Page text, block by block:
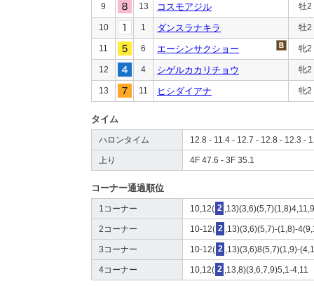
9 13 コスモアジル 牡2
10 1 ダンスラナキラ 牡2
11 6 エーシンサクショー 牝2
12 4 シゲルカカリチョウ 牝2
13 11 ヒシダイアナ 牝2
タイム
ハロンタイム 12.8 - 11.4 - 12.7 - 12.8 - 12.3 -
上り 4F 47.6 - 3F 35.1
コーナー通過順位
1コーナー 10,12( 2
2コーナー 10-12( 2 ,13)(3,6)(5,7)-(1,8)-
3コーナー 10-12( 2 ,13)(3,6)8(5,7)(1,9)-
4コーナー 10,12( 2 ,13,8)(3,6,7,9)5,1-4,11